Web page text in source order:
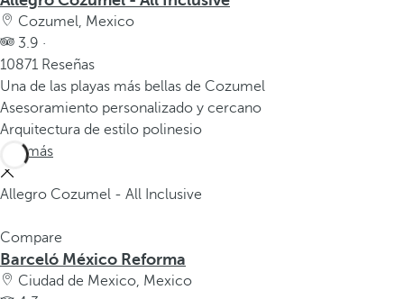
Cozumel, Mexico
3.9 ·
10871 Reseñas
Una de las playas más bellas de Cozumel
Asesoramiento personalizado y cercano
Arquitectura de estilo polinesio
Ver más
Allegro Cozumel - All Inclusive
Compare
Barceló México Reforma
Ciudad de Mexico, Mexico